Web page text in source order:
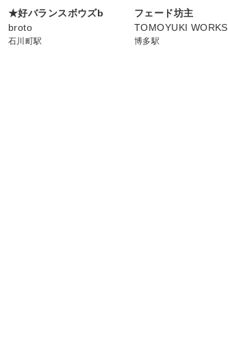
★好バランスボウズb
broto
石川町駅
フェード坊主
TOMOYUKI WORKS
博多駅